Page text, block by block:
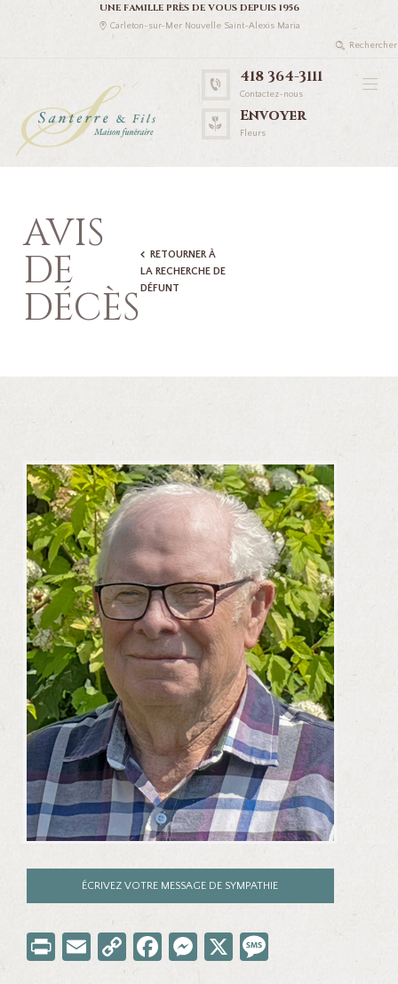
UNE FAMILLE PRÈS DE VOUS DEPUIS 1956
Carleton-sur-Mer Nouvelle Saint-Alexis Maria
418 364-3111
Contactez-nous
Envoyer
Fleurs
AVIS
DE
DÉCÈS
RETOURNER À
LA RECHERCHE DE
DÉFUNT
ÉCRIVEZ VOTRE MESSAGE DE SYMPATHIE
Pr E
C
Fa M X